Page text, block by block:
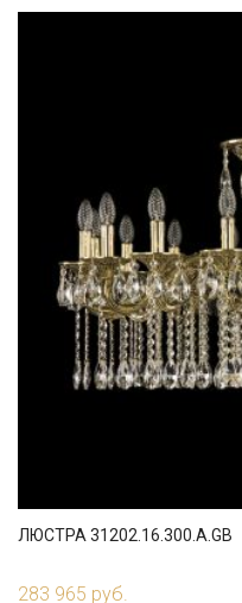
ЛЮСТРА 31202.16.300.A.GB
283 965 руб.